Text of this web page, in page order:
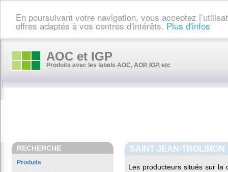
En poursuivant votre navigation, vous acceptez
offres adaptés à vos centres d'intérêts. Plus d'infos
AOC et IGP
Produits avec les labels AOC, AOP, IGP, etc
RECHERCHE
Produits
SAINT-JEAN-TROLIMON
Les producteurs situés sur la